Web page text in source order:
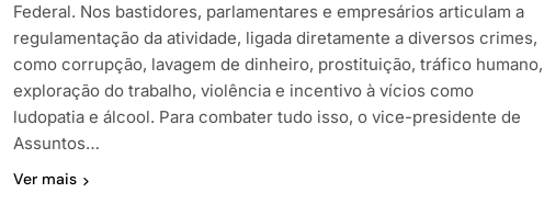
Federal. Nos bastidores, parlamentares e empresários articulam a
regulamentação da atividade, ligada diretamente a diversos crimes,
como corrupção, lavagem de dinheiro, prostituição, tráfico humano,
exploração do trabalho, violência e incentivo à vícios como
ludopatia e álcool. Para combater tudo isso, o vice-presidente de
Assuntos…
Ver mais